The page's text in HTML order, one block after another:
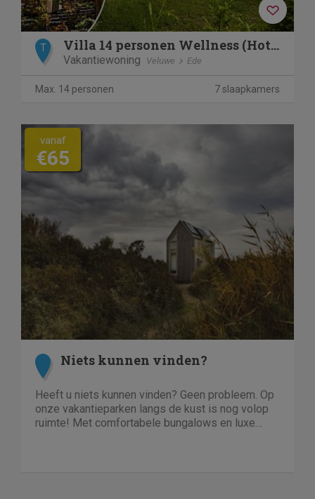
T Villa 14 personen Wellness (Hottub)
Vakantiewoning Veluwe Ede
Max. 14 personen 7 slaapkamers
vanaf
€65
Niets kunnen vinden?
Heeft u niets kunnen vinden? Geen probleem. Op
onze vakantieparken langs de kust is nog volop
ruimte! Met comfortabele bungalows en luxe